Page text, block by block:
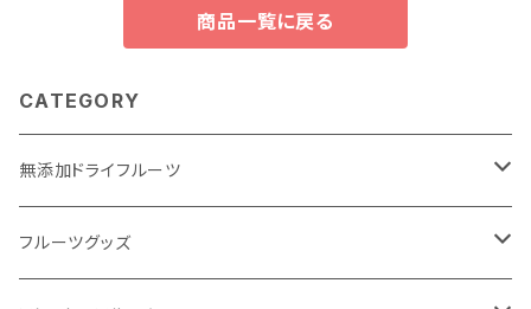
商品一覧に戻る
CATEGORY
無添加ドライフルーツ
ドライフルーツで #おきかえおやつ
フルーツグッズ